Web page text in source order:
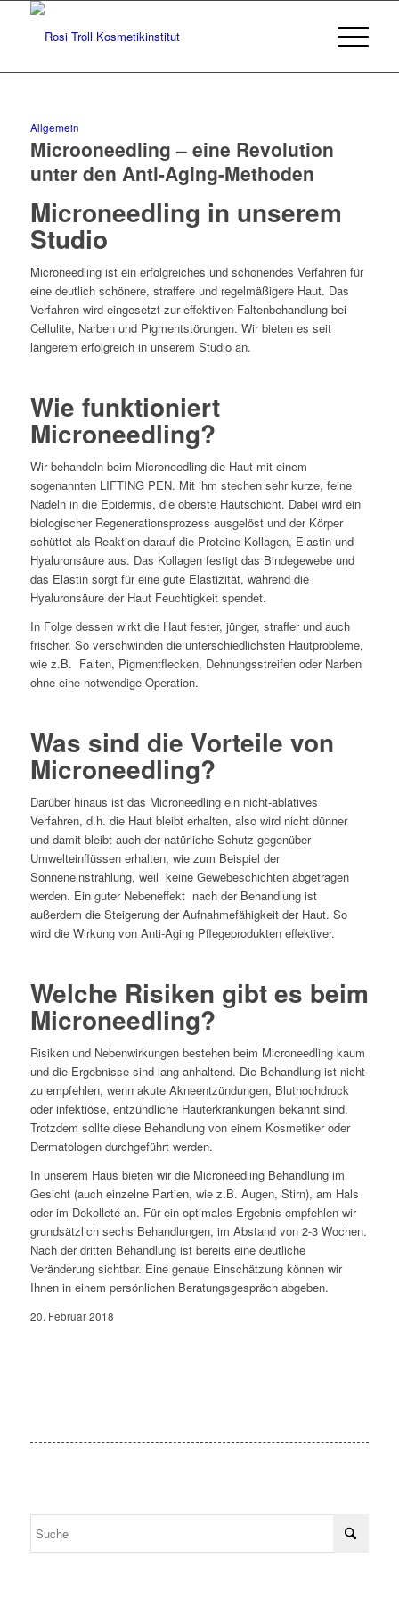
Allgemein
Microoneedling – eine Revolution
unter den Anti-Aging-Methoden
Microneedling in unserem
Studio
Microneedling ist ein erfolgreiches und schonendes Verfahren für
eine deutlich schönere, straffere und regelmäßigere Haut. Das
Verfahren wird eingesetzt zur effektiven Faltenbehandlung bei
Cellulite, Narben und Pigmentstörungen. Wir bieten es seit
längerem erfolgreich in unserem Studio an.
Wie funktioniert
Microneedling?
Wir behandeln beim Microneedling die Haut mit einem
sogenannten LIFTING PEN. Mit ihm stechen sehr kurze, feine
Nadeln in die Epidermis, die oberste Hautschicht. Dabei wird ein
biologischer Regenerationsprozess ausgelöst und der Körper
schüttet als Reaktion darauf die Proteine Kollagen, Elastin und
Hyaluronsäure aus. Das Kollagen festigt das Bindegewebe und
das Elastin sorgt für eine gute Elastizität, während die
Hyaluronsäure der Haut Feuchtigkeit spendet.
In Folge dessen wirkt die Haut fester, jünger, straffer und auch
frischer. So verschwinden die unterschiedlichsten Hautprobleme,
wie z.B. Falten, Pigmentflecken, Dehnungsstreifen oder Narben
ohne eine notwendige Operation.
Was sind die Vorteile von
Microneedling?
Darüber hinaus ist das Microneedling ein nicht-ablatives
Verfahren, d.h. die Haut bleibt erhalten, also wird nicht dünner
und damit bleibt auch der natürliche Schutz gegenüber
Umwelteinflüssen erhalten, wie zum Beispiel der
Sonneneinstrahlung, weil keine Gewebeschichten abgetragen
werden. Ein guter Nebeneffekt nach der Behandlung ist
außerdem die Steigerung der Aufnahmefähigkeit der Haut. So
wird die Wirkung von Anti-Aging Pflegeprodukten effektiver.
Welche Risiken gibt es beim
Microneedling?
Risiken und Nebenwirkungen bestehen beim Microneedling kaum
und die Ergebnisse sind lang anhaltend. Die Behandlung ist nicht
zu empfehlen, wenn akute Akneentzündungen, Bluthochdruck
oder infektiöse, entzündliche Hauterkrankungen bekannt sind.
Trotzdem sollte diese Behandlung von einem Kosmetiker oder
Dermatologen durchgeführt werden.
In unserem Haus bieten wir die Microneedling Behandlung im
Gesicht (auch einzelne Partien, wie z.B. Augen, Stirn), am Hals
oder im Dekolleté an. Für ein optimales Ergebnis empfehlen wir
grundsätzlich sechs Behandlungen, im Abstand von 2-3 Wochen.
Nach der dritten Behandlung ist bereits eine deutliche
Veränderung sichtbar. Eine genaue Einschätzung können wir
Ihnen in einem persönlichen Beratungsgespräch abgeben.
20. Februar 2018